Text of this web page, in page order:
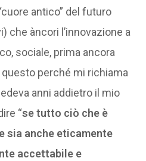
antico” del futuro
che àncori l’innovazione a
sociale, prima ancora
perché mi richiama
anni addietro il mio
“se tutto ciò che è
sia anche eticamente
accettabile e